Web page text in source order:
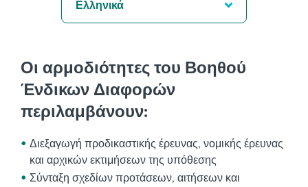
Οι αρμοδιότητες του Βοηθού
Ένδικων Διαφορών
περιλαμβάνουν:
Διεξαγωγή προδικαστικής έρευνας, νομικής έρευνας
και αρχικών εκτιμήσεων της υπόθεσης
Σύνταξη σχεδίων προτάσεων, αιτήσεων και
Ελληνικά